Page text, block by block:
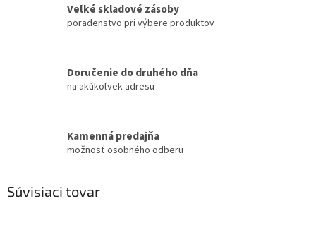
Veľké skladové zásoby
poradenstvo pri výbere produktov
Doručenie do druhého dňa
na akúkoľvek adresu
Kamenná predajňa
možnosť osobného odberu
Súvisiaci tovar